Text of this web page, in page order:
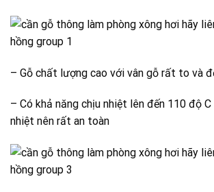
– Gỗ chất lượng cao với vân gỗ rất to và
– Có khả năng chịu nhiệt lên đến 110 độ
nhiệt nên rất an toàn